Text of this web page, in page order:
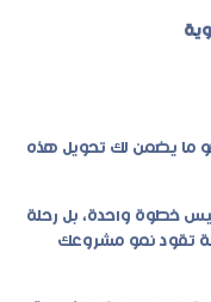
ما يضمن لك تحويل هذه
خطوة واحدة، بل رحلة
تقود نمو مشروعك